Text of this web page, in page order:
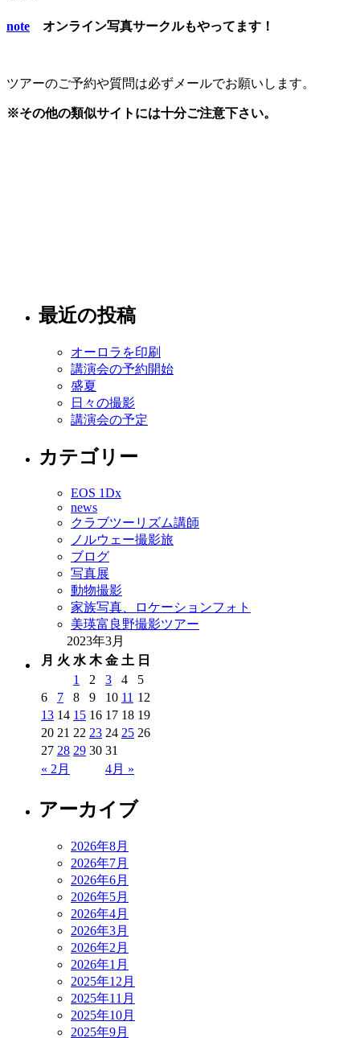
note オンライン写真サークルもやってます！
ツアーのご予約や質問は必ずメールでお願いします。
※その他の類似サイトには十分ご注意下さい。
最近の投稿
オーロラを印刷
講演会の予約開始
盛夏
日々の撮影
講演会の予定
カテゴリー
EOS 1Dx
news
クラブツーリズム講師
ノルウェー撮影旅
ブログ
写真展
動物撮影
家族写真、ロケーションフォト
美瑛富良野撮影ツアー
2023年3月
月 火 水 木 金 土 日
« 2月 4月 »
1 2 3 4
5
6
7 8 9 10 11 12
13 14 15 16 17 18 19
20 21 22 23 24 25 26
27 28 29 30 31
アーカイブ
2026年8月
2026年7月
2026年6月
2026年5月
2026年4月
2026年3月
2026年2月
2026年1月
2025年12月
2025年11月
2025年10月
2025年9月